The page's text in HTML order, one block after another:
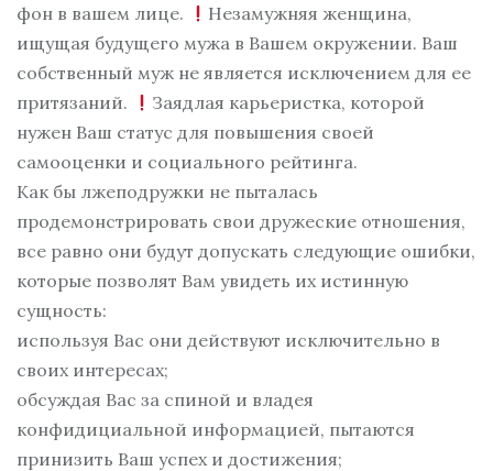
фон в вашем лице.
Незамужняя женщина,
ищущая будущего мужа в Вашем окружении. Ваш
собственный муж не является исключением для ее
притязаний.
Заядлая карьеристка, которой
нужен Ваш статус для повышения своей
самооценки и социального рейтинга.
Как бы лжеподружки не пыталась
продемонстрировать свои дружеские отношения,
все равно они будут допускать следующие ошибки,
которые позволят Вам увидеть их истинную
сущность:
используя Вас они действуют исключительно в
своих интересах;
обсуждая Вас за спиной и владея
конфидициальной информацией, пытаются
принизить Ваш успех и достижения;